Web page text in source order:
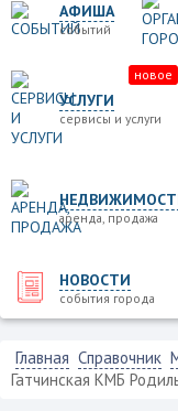
АФИША
событий
УСЛУГИ
сервисы и услуги
новое
аренда, продажа
НОВОСТИ
события города
Главная Справочник
Гатчинская КМБ